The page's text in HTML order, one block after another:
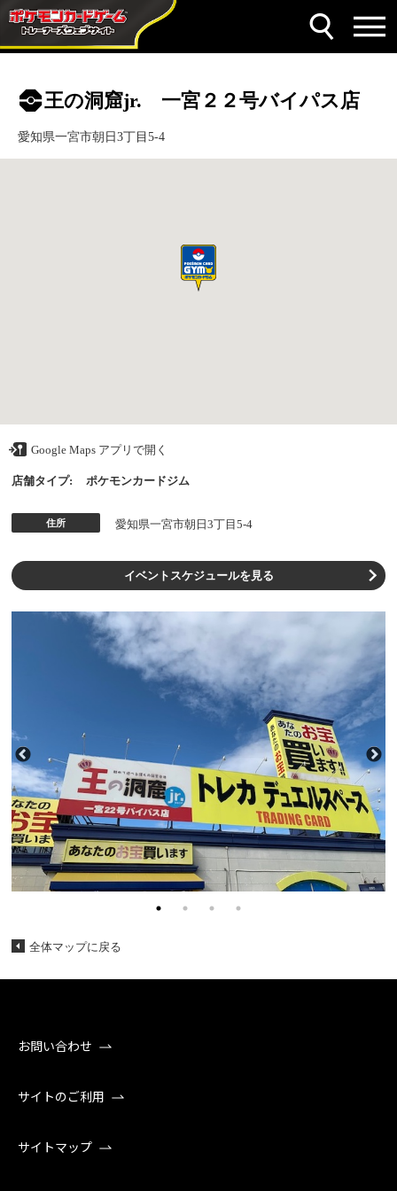
王の洞窟jr. 一宮２２号バイパス店
愛知県一宮市朝日3丁目5-4
Google Maps アプリで開く
店舗タイプ: ポケモンカードジム
住所 愛知県一宮市朝日3丁目5-4
イベントスケジュールを見る
全体マップに戻る
お問い合わせ
サイトのご利用
サイトマップ